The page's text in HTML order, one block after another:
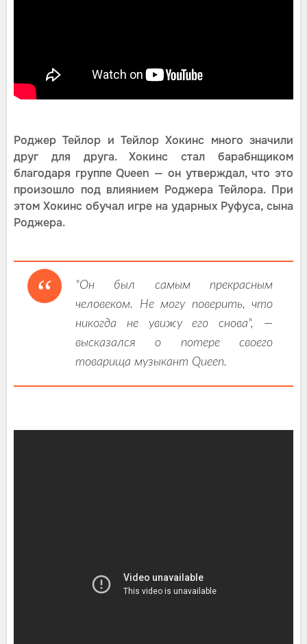
Роджер Тейлор и Тейлор Хокинс много значили
друг для друга. Хокинс стал барабнщиком
благодаря группе Queen — он утверждал, что это
произошло под влиянием Роджера Тейлора. При
этом Хокинс обучал игре на ударных Руфуса, сына
Роджера.
"Он был самым прекрасным
человеком. Не могу поверить, что
никогда не увижу его снова", —
высказался о потере своего
товарища музыкант Queen.